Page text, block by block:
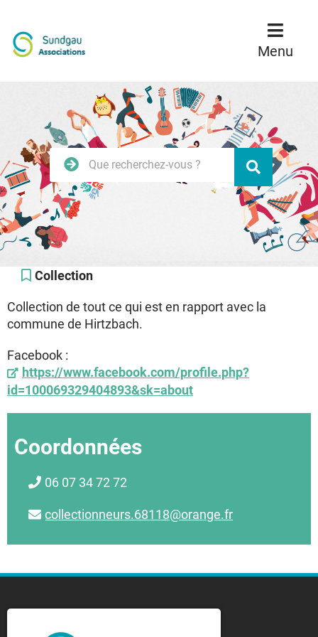
Menu
Rechercher
sur
le
site
Valider
Collection
Collection de tout ce qui est en rapport avec la
commune de Hirtzbach.
Facebook :
https://www.facebook.com/profile.php?
id=100069329404893&sk=about
Coordonnées
06 07 34 72 72
collectionneurs.68118@orange.fr